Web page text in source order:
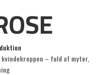
– fuld af myter,